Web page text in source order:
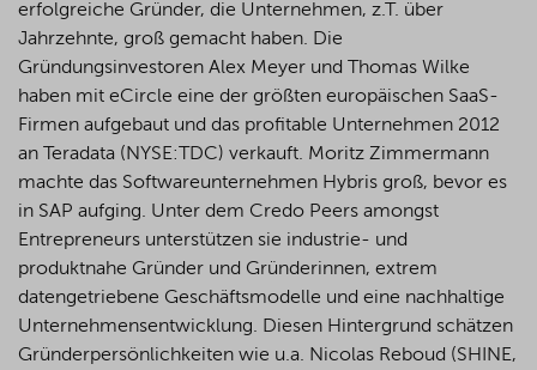
erfolgreiche Gründer, die Unternehmen, z.T. über
Jahrzehnte, groß gemacht haben. Die
Gründungsinvestoren Alex Meyer und Thomas Wilke
haben mit eCircle eine der größten europäischen SaaS-
Firmen aufgebaut und das profitable Unternehmen 2012
an Teradata (NYSE:TDC) verkauft. Moritz Zimmermann
machte das Softwareunternehmen Hybris groß, bevor es
in SAP aufging. Unter dem Credo Peers amongst
Entrepreneurs unterstützen sie industrie- und
produktnahe Gründer und Gründerinnen, extrem
datengetriebene Geschäftsmodelle und eine nachhaltige
Unternehmensentwicklung. Diesen Hintergrund schätzen
Gründerpersönlichkeiten wie u.a. Nicolas Reboud (SHINE,